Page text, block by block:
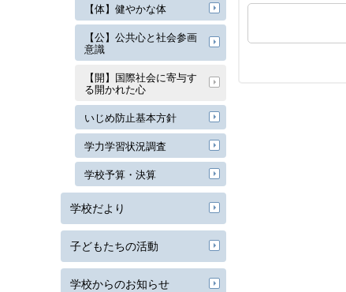
【体】健やかな体
【公】公共心と社会参画
意識
【開】国際社会に寄与す
る開かれた心
いじめ防止基本方針
学力学習状況調査
学校予算・決算
学校だより
子どもたちの活動
学校からのお知らせ